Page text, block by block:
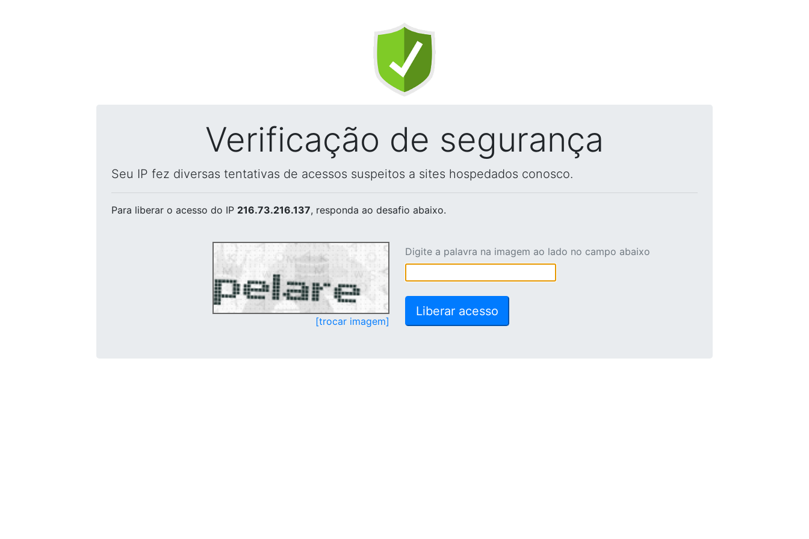
Verificação de segurança
Seu IP fez diversas tentativas de acessos suspeitos a sites hospedados conosco.
Para liberar o acesso do IP 216.73.216.137, responda ao desafio abaixo.
[trocar imagem]
Digite a palavra na imagem ao lado no campo abaixo